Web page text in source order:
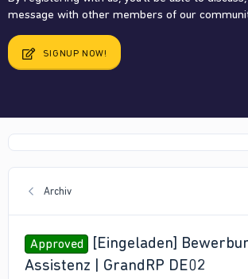
message with other members of our
SIGNUP NOW!
Archiv
Approved
[Eingeladen]
Assistenz | GrandRP DE02